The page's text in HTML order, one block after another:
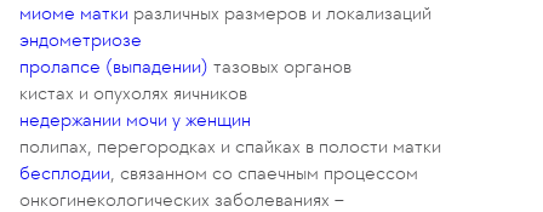
миоме матки различных размеров и локализаций
эндометриозе
пролапсе (выпадении) тазовых органов
кистах и опухолях яичников
недержании мочи у женщин
полипах, перегородках и спайках в полости матки
бесплодии, связанном со спаечным процессом
онкогинекологических заболеваниях –